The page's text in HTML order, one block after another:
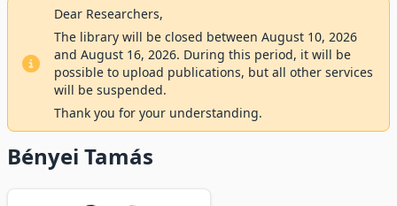
Dear Researchers,
The library will be closed between August 10, 2026
and August 16, 2026. During this period, it will be
possible to upload publications, but all other services
will be suspended.
Thank you for your understanding.
Bényei Tamás